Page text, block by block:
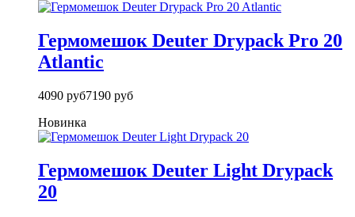
Гермомешок Deuter Drypack Pro 20
Atlantic
4090 руб7190 руб
Новинка
Гермомешок Deuter Light Drypack
20